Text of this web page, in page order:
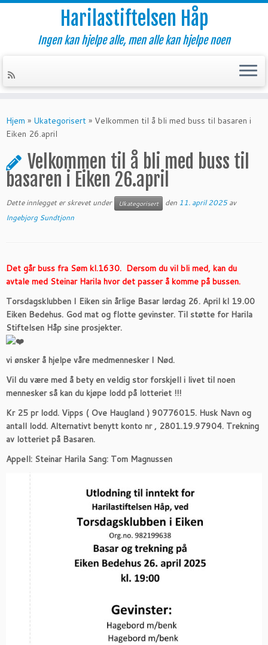
to
content
Harilastiftelsen Håp
Ingen kan hjelpe alle, men alle kan hjelpe noen
Hjem » Ukategorisert » Velkommen til å bli med buss til basaren i
Eiken 26.april
Velkommen til å bli med buss til
basaren i Eiken 26.april
Dette innlegget er skrevet under Ukategorisert den 11. april 2025 av
Ingebjorg Sundtjonn
Det går buss fra Søm kl.1630. Dersom du vil bli med, kan du
avtale med Steinar Harila hvor det passer å komme på bussen.
Torsdagsklubben I Eiken sin årlige Basar lørdag 26. April kl 19.00
Eiken Bedehus. God mat og flotte gevinster. Til støtte for Harila
Stiftelsen Håp sine prosjekter.
vi ønsker å hjelpe våre medmennesker I Nød.
Vil du være med å bety en veldig stor forskjell i livet til noen
mennesker så kan du kjøpe lodd på lotteriet !!!
Kr 25 pr lodd. Vipps ( Ove Haugland ) 90776015. Husk Navn og
antall lodd. Alternativt benytt konto nr , 2801.19.97904. Trekning
av lotteriet på Basaren.
Appell: Steinar Harila Sang: Tom Magnussen